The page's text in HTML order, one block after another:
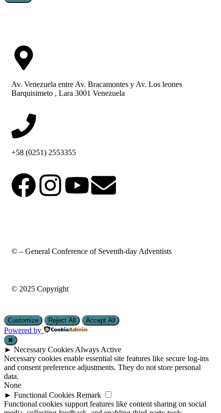
Av. Venezuela entre Av. Bracamontes y Av. Los leones
Barquisimeto , Lara 3001 Venezuela
+58 (0251) 2553355
© – General Conference of Seventh-day Adventists
© 2025 Copyright
Customize Reject All Accept All
Powered by
✖
► Necessary Cookies Always Active
Necessary cookies enable essential site features like secure log-ins
and consent preference adjustments. They do not store personal
data.
None
► Functional Cookies Remark
Functional cookies support features like content sharing on social